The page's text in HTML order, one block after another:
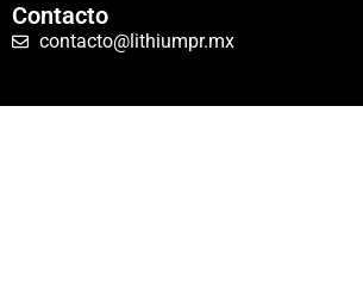
Contacto
contacto@lithiumpr.mx